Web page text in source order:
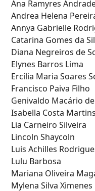
Ana Ramyres
Andrea Helena
Annya Gabrielle
Catarina Gomes da
Diana Negreiros de
Elynes Barros Lima
Ercília Maria Soares
Francisco Paiva Filho
Genivaldo Macário
Isabella Costa Martins
Lia Carneiro Silveira
Lincoln Shaycoln
Luis Achilles
Lulu Barbosa
Mariana Oliveira
Mylena Silva Ximenes